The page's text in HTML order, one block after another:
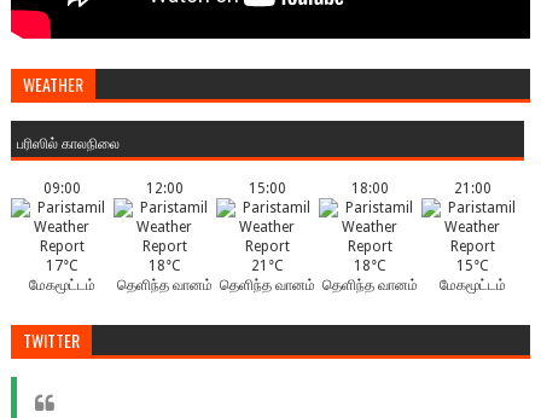
WEATHER
பரிஸில் காலநிலை
09:00
17°C
மேகமூட்டம்
12:00
18°C
தெளிந்த வானம்
15:00
21°C
தெளிந்த வானம்
18:00
18°C
தெளிந்த வானம்
21:00
15°C
மேகமூட்டம்
TWITTER